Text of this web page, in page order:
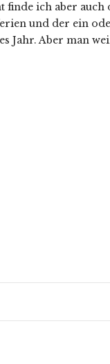
finde ich aber
und der ein
Jahr. Aber man